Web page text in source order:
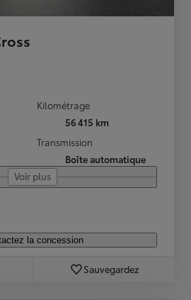
Kilométrage
56 415 km
Transmission
Boîte automatique
Voir plus
la concession
Sauvegardez